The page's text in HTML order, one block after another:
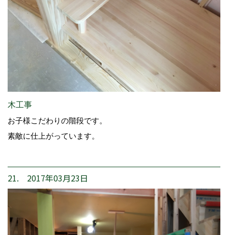
木工事
お子様こだわりの階段です。
素敵に仕上がっています。
21. 2017年03月23日